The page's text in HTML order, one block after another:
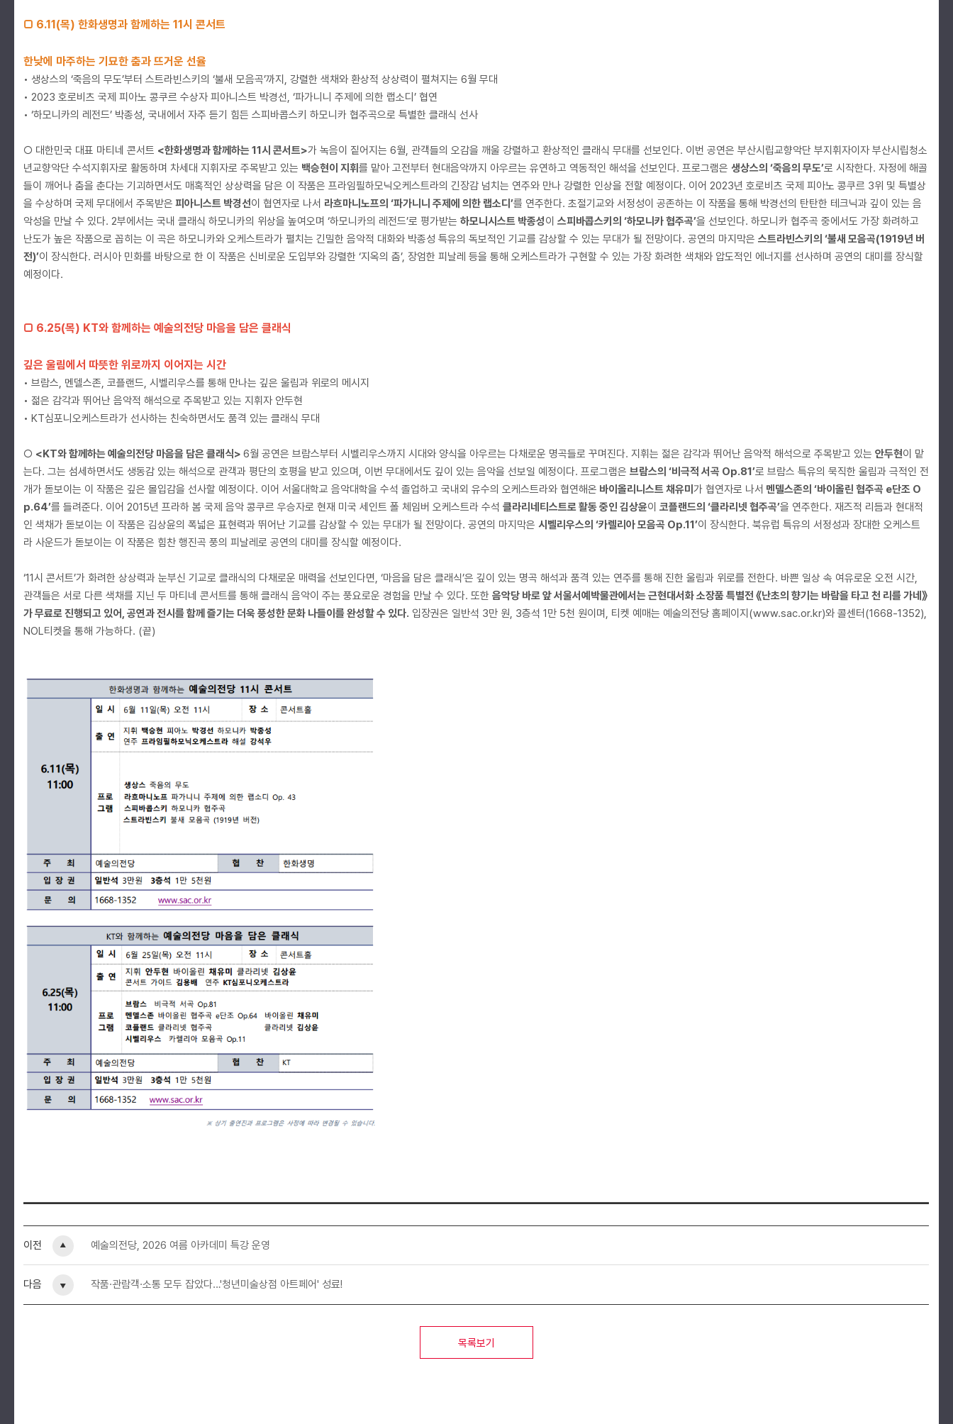
□ 6.11(목) 한화생명과 함께하는 11시 콘서트
한낮에 마주하는 기묘한 춤과 뜨거운 선율
• 생상스의 ‘죽음의 무도’부터 스트라빈스키의 ‘불새 모음곡’까지, 강렬한 색채와 환상적 상상력이 펼쳐지는 6월 무대
• 2023 호로비츠 국제 피아노 콩쿠르 수상자 피아니스트 박경선, ‘파가니니 주제에 의한 랩소디’ 협연
• ‘하모니카의 레전드’ 박종성, 국내에서 자주 듣기 힘든 스피바콥스키 하모니카 협주곡으로 특별한 클래식 선사
○ 대한민국 대표 마티네 콘서트 <한화생명과 함께하는 11시 콘서트>가 녹음이 짙어지는 6월, 관객들의 오감을 깨울 강렬하고 환상적인 클래식 무대를 선보인다. 이번 공연은 부산시립교향악단 부지휘자이자 부산시립청소
년교향악단 수석지휘자로 활동하며 차세대 지휘자로 주목받고 있는 백승현이 지휘를 맡아 고전부터 현대음악까지 아우르는 유연하고 역동적인 해석을 선보인다. 프로그램은생상스의 ‘죽음의 무도’로 시작한다. 자정에 해골
들이 깨어나 춤을 춘다는 기괴하면서도 매혹적인 상상력을 담은 이 작품은 프라임필하모닉오케스트라의 긴장감 넘치는 연주와 만나 강렬한 인상을 전할 예정이다. 이어 2023년 호로비츠 국제 피아노 콩쿠르 3위 및 특별상
을 수상하며 국제 무대에서 주목받은 피아니스트 박경선이 협연자로 나서 라흐마니노프의 ‘파가니니 주제에 의한 랩소디’를 연주한다. 초절기교와 서정성이 공존하는 이 작품을 통해 박경선의 탄탄한 테크닉과 깊이 있는 음
악성을 만날 수 있다. 2부에서는 국내 클래식 하모니카의 위상을 높여오며 ‘하모니카의 레전드’로 평가받는하모니시스트 박종성이스피바콥스키의 ‘하모니카 협주곡’을 선보인다. 하모니카 협주곡 중에서도 가장 화려하고
난도가 높은 작품으로 꼽히는 이 곡은 하모니카와 오케스트라가 펼치는 긴밀한 음악적 대화와 박종성 특유의 독보적인 기교를 감상할 수 있는 무대가 될 전망이다. 공연의 마지막은스트라빈스키의 ‘불새 모음곡(1919년 버
전)’이 장식한다. 러시아 민화를 바탕으로 한 이 작품은 신비로운 도입부와 강렬한 ‘지옥의 춤’, 장엄한 피날레 등을 통해 오케스트라가 구현할 수 있는 가장 화려한 색채와 압도적인 에너지를 선사하며 공연의 대미를 장식할
예정이다.
□ 6.25(목) KT와 함께하는 예술의전당 마음을 담은 클래식
깊은 울림에서 따뜻한 위로까지 이어지는 시간
• 브람스, 멘델스존, 코플랜드, 시벨리우스를 통해 만나는 깊은 울림과 위로의 메시지
• 젊은 감각과 뛰어난 음악적 해석으로 주목받고 있는 지휘자 안두현
• KT심포니오케스트라가 선사하는 친숙하면서도 품격 있는 클래식 무대
○ <KT와 함께하는 예술의전당 마음을 담은 클래식>6월 공연은 브람스부터 시벨리우스까지 시대와 양식을 아우르는 다채로운 명곡들로 꾸며진다. 지휘는 젊은 감각과 뛰어난 음악적 해석으로 주목받고 있는안두현이 맡
는다. 그는 섬세하면서도 생동감 있는 해석으로 관객과 평단의 호평을 받고 있으며, 이번 무대에서도 깊이 있는 음악을 선보일 예정이다. 프로그램은브람스의 ‘비극적 서곡 Op.81’로 브람스 특유의 묵직한 울림과 극적인 전
개가 돋보이는 이 작품은 깊은 몰입감을 선사할 예정이다. 이어 서울대학교 음악대학을 수석 졸업하고 국내외 유수의 오케스트라와 협연해온 바이올리니스트 채유미가 협연자로 나서 멘델스존의 ‘바이올린 협주곡 e단조 O
p.64’를 들려준다. 이어 2015년 프라하 봄 국제 음악 콩쿠르 우승자로 현재 미국 세인트 폴 체임버 오케스트라 수석클라리네티스트로 활동 중인 김상윤이코플랜드의 ‘클라리넷 협주곡’을 연주한다. 재즈적 리듬과 현대적
인 색채가 돋보이는 이 작품은 김상윤의 폭넓은 표현력과 뛰어난 기교를 감상할 수 있는 무대가 될 전망이다. 공연의 마지막은시벨리우스의 ‘카렐리아 모음곡 Op.11’이 장식한다. 북유럽 특유의 서정성과 장대한 오케스트
라 사운드가 돋보이는 이 작품은 힘찬 행진곡 풍의 피날레로 공연의 대미를 장식할 예정이다.
‘11시 콘서트’가 화려한 상상력과 눈부신 기교로 클래식의 다채로운 매력을 선보인다면, ‘마음을 담은 클래식’은 깊이 있는 명곡 해석과 품격 있는 연주를 통해 진한 울림과 위로를 전한다. 바쁜 일상 속 여유로운 오전 시간,
관객들은 서로 다른 색채를 지닌 두 마티네 콘서트를 통해 클래식 음악이 주는 풍요로운 경험을 만날 수 있다. 또한음악당 바로 앞 서울서예박물관에서는 근현대서화 소장품 특별전 《난초의 향기는 바람을 타고 천 리를 가네》
가 무료로 진행되고 있어, 공연과 전시를 함께 즐기는 더욱 풍성한 문화 나들이를 완성할 수 있다. 입장권은 일반석 3만 원, 3층석 1만 5천 원이며, 티켓 예매는 예술의전당 홈페이지(www.sac.or.kr)와 콜센터(1668-1352),
NOL티켓을 통해 가능하다. (끝)
이전 예술의전당, 2026 여름 아카데미 특강 운영
다음 작품·관람객·소통 모두 잡았다…'청년미술상점 아트페어' 성료!
목록보기